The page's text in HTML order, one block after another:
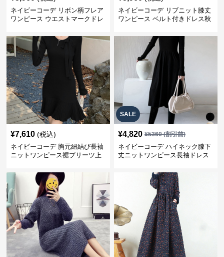
ネイビーコーデ リボン柄フレア
ワンピース ウエストマークドレ
ネイビーコーデ リブニット膝丈
ワンピース ベルト付きドレス秋
¥7,610 (税込)
ネイビーコーデ 胸元紐結び長袖
ニットワンピース裾プリーツ上
SALE
¥4,820 ¥5360(割引前)
ネイビーコーデ ハイネック膝下
丈ニットワンピース長袖ドレス